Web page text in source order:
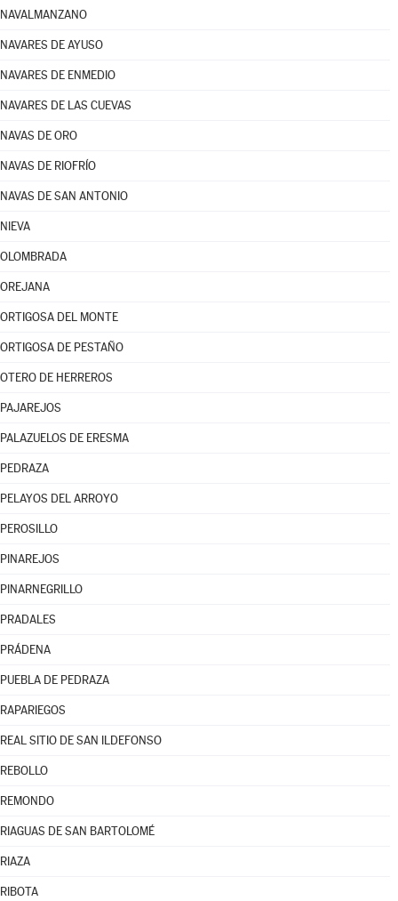
NAVALMANZANO
NAVARES DE AYUSO
NAVARES DE ENMEDIO
NAVARES DE LAS CUEVAS
NAVAS DE ORO
NAVAS DE RIOFRÍO
NAVAS DE SAN ANTONIO
NIEVA
OLOMBRADA
OREJANA
ORTIGOSA DEL MONTE
ORTIGOSA DE PESTAÑO
OTERO DE HERREROS
PAJAREJOS
PALAZUELOS DE ERESMA
PEDRAZA
PELAYOS DEL ARROYO
PEROSILLO
PINAREJOS
PINARNEGRILLO
PRADALES
PRÁDENA
PUEBLA DE PEDRAZA
RAPARIEGOS
REAL SITIO DE SAN ILDEFONSO
REBOLLO
REMONDO
RIAGUAS DE SAN BARTOLOMÉ
RIAZA
RIBOTA